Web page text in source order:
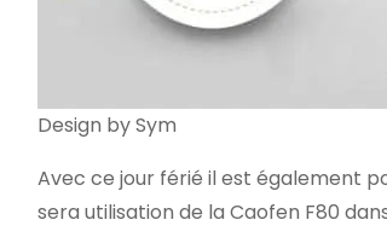
Design by Sym
Avec ce jour férié il est également
sera utilisation de la Caofen F80